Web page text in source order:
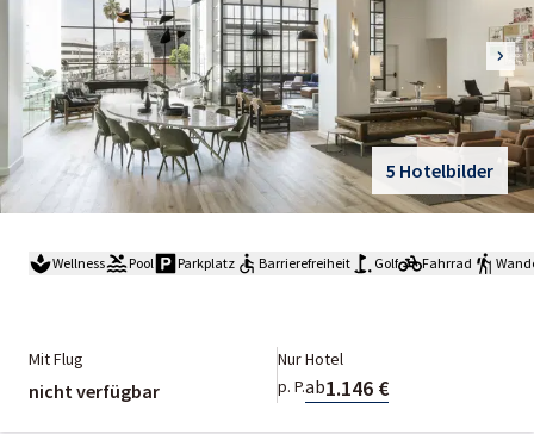
5 Hotelbilder
Wellness Pool Parkplatz Barrierefreiheit Golf Fahrrad
Mit Flug
nicht verfügbar
Nur Hotel
p. P.ab1.146 €